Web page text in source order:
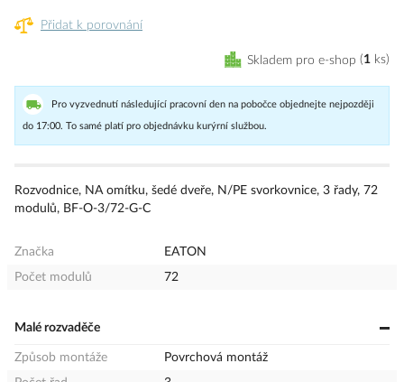
Přidat k porovnání
Skladem pro e-shop 1 ks
Pro vyzvednutí následující pracovní den na pobočce objednejte nejpozději
do 17:00. To samé platí pro objednávku kurýrní službou.
Rozvodnice, NA omítku, šedé dveře, N/PE svorkovnice, 3 řady, 72
modulů, BF-O-3/72-G-C
Značka
EATON
Počet modulů
72
Malé rozvaděče
Způsob montáže
Povrchová montáž